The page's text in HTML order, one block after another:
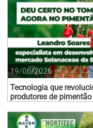
19/06/2026
Tecnologia que
produtores de pimentão